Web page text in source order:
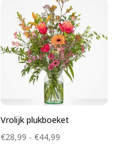
€42,99
Vrolijk plukboeket
€28,99 - €44,99Prijsklasse: